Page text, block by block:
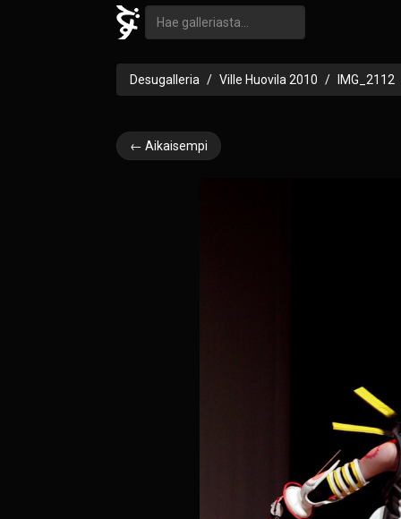
Desugalleria Ville Huovila 2010 IMG_2112
← Aikaisempi